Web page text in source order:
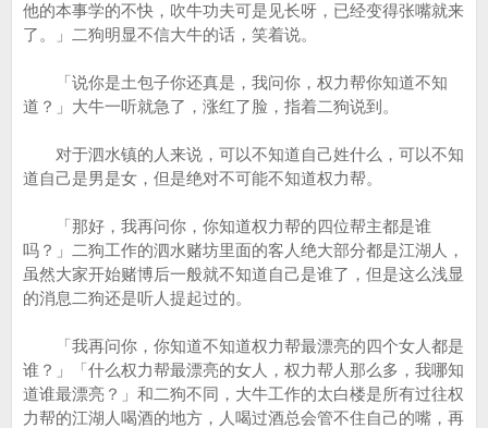
他的本事学的不快，吹牛功夫可是见长呀，已经变得张嘴就来
了。」二狗明显不信大牛的话，笑着说。
「说你是土包子你还真是，我问你，权力帮你知道不知
道？」大牛一听就急了，涨红了脸，指着二狗说到。
对于泗水镇的人来说，可以不知道自己姓什么，可以不知
道自己是男是女，但是绝对不可能不知道权力帮。
「那好，我再问你，你知道权力帮的四位帮主都是谁
吗？」二狗工作的泗水赌坊里面的客人绝大部分都是江湖人，
虽然大家开始赌博后一般就不知道自己是谁了，但是这么浅显
的消息二狗还是听人提起过的。
「我再问你，你知道不知道权力帮最漂亮的四个女人都是
谁？」「什么权力帮最漂亮的女人，权力帮人那么多，我哪知
道谁最漂亮？」和二狗不同，大牛工作的太白楼是所有过往权
力帮的江湖人喝酒的地方，人喝过酒总会管不住自己的嘴，再